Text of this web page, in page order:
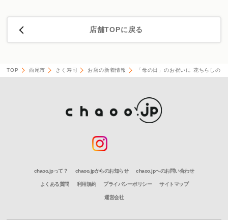
店舗TOPに戻る
TOP 西尾市 きく寿司 お店の新着情報 「母の日」のお祝いに 花ちらしの
chaoo.jpって？ chaoo.jpからのお知らせ chaoo.jpへのお問い合わせ
よくある質問 利用規約 プライバシーポリシー サイトマップ
運営会社